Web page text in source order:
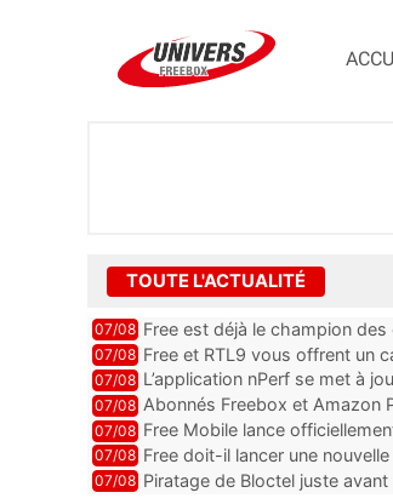
TOUTE L'ACTUALITÉ
07/08 Free est déjà le champion
encore au moin...
07/08 Free et RTL9 vous offrent un
l’obtenir
07/08 L’application nPerf se met à
Mobile, Orange, SFR ...
07/08 Abonnés Freebox et Amazon
07/08 Free Mobile lance
des promos et des cadeaux
07/08 Free doit-il lancer une
07/08 Piratage de Bloctel juste